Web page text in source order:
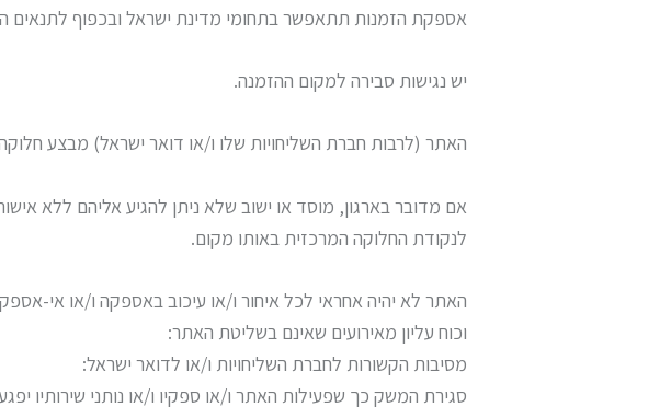
אספקת הזמנות תתאפשר בתחומי מדינת ישראל ובכפוף לתנאים
יש נגישות סבירה למקום ההזמנה.
האתר (לרבות חברת השליחויות שלו ו/או דואר ישראל) מבצע
אם מדובר בארגון, מוסד או ישוב שלא ניתן להגיע אליהם ללא
לנקודת החלוקה המרכזית באותו מקום.
האתר לא יהיה אחראי לכל איחור ו/או עיכוב באספקה ו/או אי-
וכוח עליון מאירועים שאינם בשליטת האתר:
מסיבות הקשורות לחברת השליחויות ו/או לדואר ישראל:
סגירת המשק כך שפעילות האתר ו/או ספקיו ו/או נותני שירותיו